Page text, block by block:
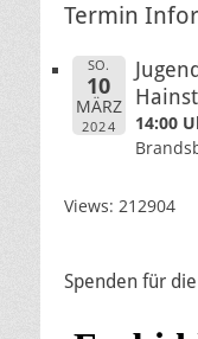
Termin
SO.
10
MÄRZ
2024 14:00
Views: 212904
Spenden für